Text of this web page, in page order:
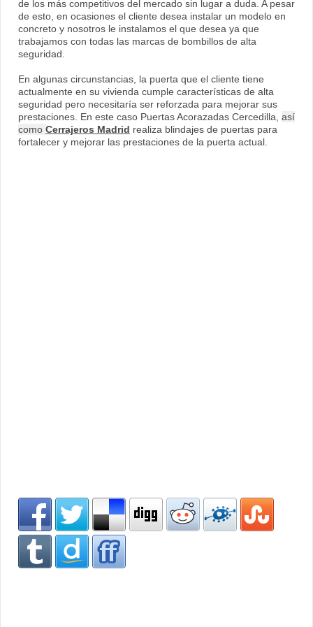
de los más competitivos del mercado sin lugar a duda. A pesar
de esto, en ocasiones el cliente desea instalar un modelo en
concreto y nosotros le instalamos el que desea ya que
trabajamos con todas las marcas de bombillos de alta
seguridad.
En algunas circunstancias, la puerta que el cliente tiene
actualmente en su vivienda cumple características de alta
seguridad pero necesitaría ser reforzada para mejorar sus
prestaciones. En este caso Puertas Acorazadas Cercedilla, así
como Cerrajeros Madrid realiza blindajes de puertas para
fortalecer y mejorar las prestaciones de la puerta actual.